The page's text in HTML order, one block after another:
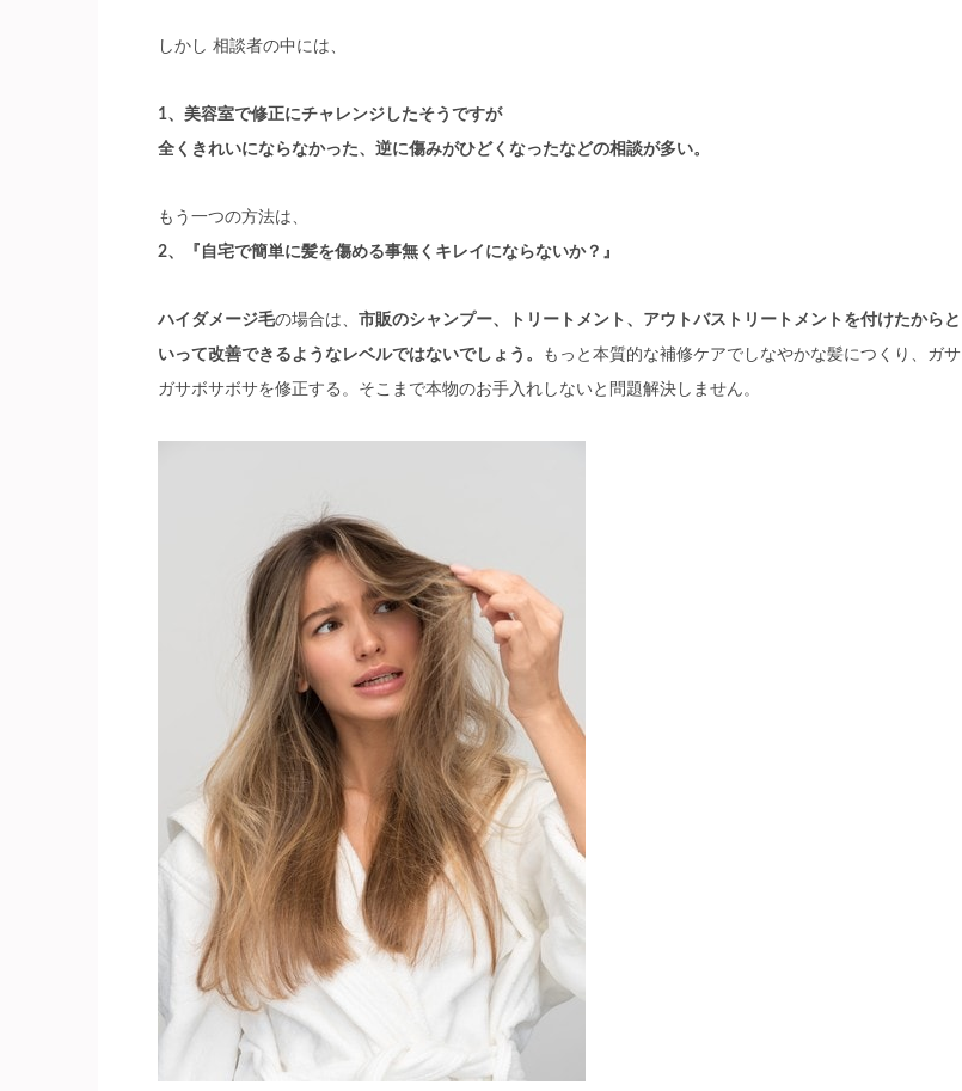
しかし 相談者の中には、
1、美容室で修正にチャレンジしたそうですが
全くきれいにならなかった、逆に傷みがひどくなったなどの相談が多い。
もう一つの方法は、
2、 『自宅で簡単に髪を傷める事無くキレイにならないか？』
ハイダメージ毛の場合は、 市販のシャンプー、トリートメント、アウトバストリートメントを付けたからと
いって改善できるようなレベルではないでしょう。 もっと本質的な補修ケアでしなやかな髪につくり、ガサ
ガサボサボサを修正する。そこまで本物のお手入れしないと問題解決しません。